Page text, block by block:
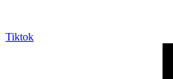
Tiktok